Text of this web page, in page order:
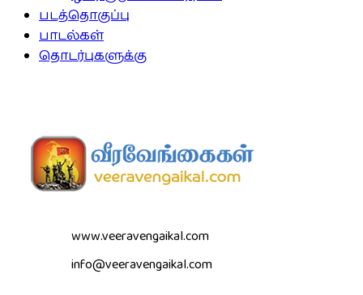
படத்தொகுப்பு
பாடல்கள்
தொடர்புகளுக்கு
www.veeravengaikal.com
info@veeravengaikal.com